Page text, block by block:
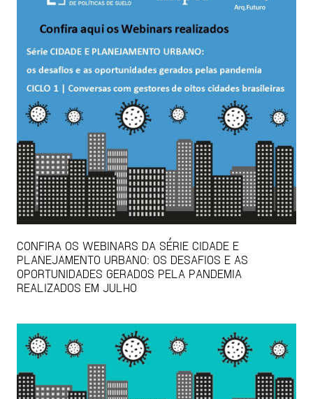
CONFIRA OS WEBINARS DA SÉRIE CIDADE E
PLANEJAMENTO URBANO: OS DESAFIOS E AS
OPORTUNIDADES GERADOS PELA PANDEMIA
REALIZADOS EM JULHO